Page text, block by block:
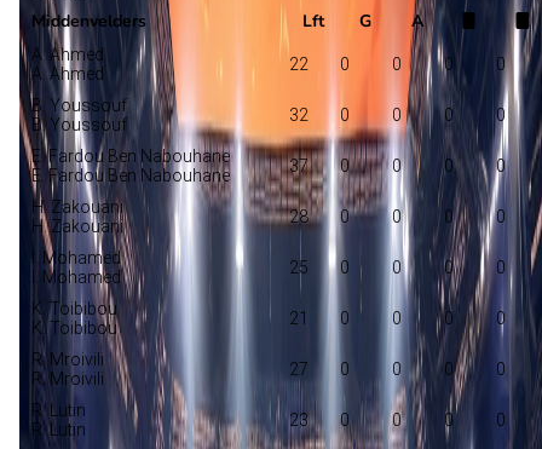
Middenvelders Lft G A
A. Ahmed
A. Ahmed
22 0 0 0 0
B. Youssouf
B. Youssouf
32 0 0 0 0
E. Fardou Ben Nabouhane
E. Fardou Ben Nabouhane
37 0 0 0 0
H. Zakouani
H. Zakouani
28 0 0 0 0
I. Mohamed
I. Mohamed
25 0 0 0 0
K. Toibibou
K. Toibibou
21 0 0 0 0
R. Mroivili
R. Mroivili
27 0 0 0 0
R. Lutin
R. Lutin
23 0 0 0 0